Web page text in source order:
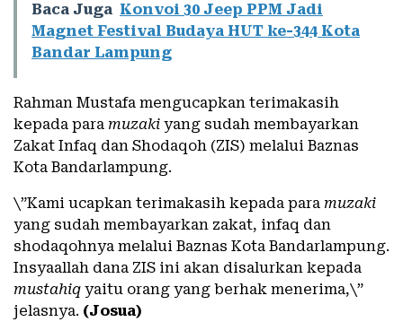
Baca Juga Konvoi 30 Jeep PPM Jadi
Magnet Festival Budaya HUT ke-344 Kota
Bandar Lampung
Rahman Mustafa mengucapkan terimakasih
kepada para muzaki yang sudah membayarkan
Zakat Infaq dan Shodaqoh (ZIS) melalui Baznas
Kota Bandarlampung.
\”Kami ucapkan terimakasih kepada para muzaki
yang sudah membayarkan zakat, infaq dan
shodaqohnya melalui Baznas Kota Bandarlampung.
Insyaallah dana ZIS ini akan disalurkan kepada
mustahiq yaitu orang yang berhak menerima,\”
jelasnya. (Josua)